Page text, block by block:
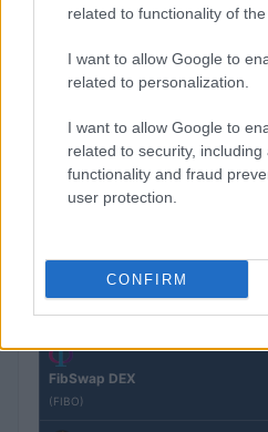
related to functionality of
I want to allow Google to
related to personalization.
I want to allow Google to
related to security, including
functionality and fraud
user protection.
CONFIRM
(EPOCH)
Vested XOR
(JDB)
FibSwap DEX
(FIBO)